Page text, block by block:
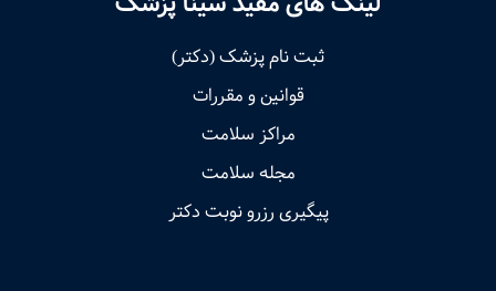
ثبت نام پزشک (دکتر)
قوانین و مقررات
مراکز سلامت
مجله سلامت
پیگیری رزرو نوبت دکتر